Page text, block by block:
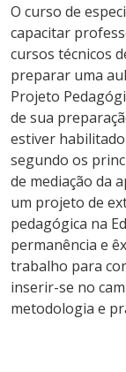
O curso de
capacitar
cursos técnicos
preparar uma
Projeto
de sua
estiver
segundo os
de mediação da
um projeto de
pedagógica na
permanência e
trabalho para
inserir-se no
metodologia e